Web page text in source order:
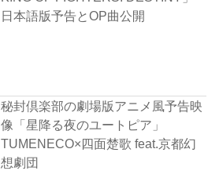
日本語版予告とOP曲公開
秘封倶楽部の劇場版アニメ風予告映
像「星降る夜のユートピア」
TUMENECO×四面楚歌 feat.京都幻
想劇団